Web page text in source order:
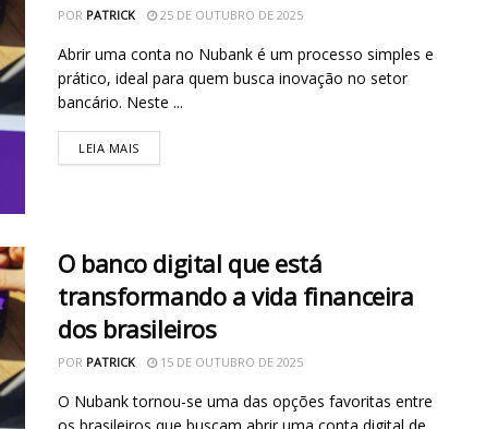
POR PATRICK 25 DE OUTUBRO DE 2025
Abrir uma conta no Nubank é um processo simples e
prático, ideal para quem busca inovação no setor
bancário. Neste ...
LEIA MAIS
O banco digital que está
transformando a vida financeira
dos brasileiros
POR PATRICK 15 DE OUTUBRO DE 2025
O Nubank tornou-se uma das opções favoritas entre